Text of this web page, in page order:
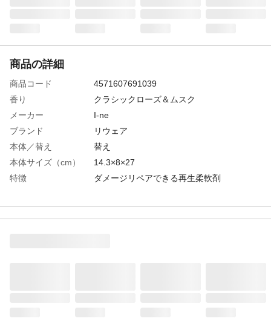
商品の詳細
商品コード
4571607691039
香り
クラシックローズ＆ムスク
メーカー
I-ne
ブランド
リウェア
本体／替え
替え
本体サイズ（cm）
14.3×8×27
特徴
ダメージリペアできる再生柔軟剤
商品説明
〇毛玉・毛羽立ち除去 サステナ大国デンマ
ークで開発された酵素成分配合で、毛玉や